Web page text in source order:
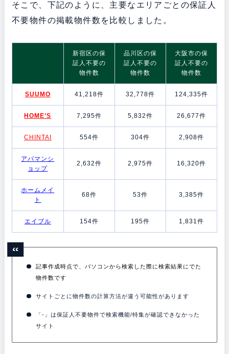
そこで、下記のように、主要なエリアごとの保証人
不要物件の掲載物件数を比較しました。
新宿区の保
証人不要の
物件数
品川区の保
証人不要の
物件数
大阪市の保
証人不要の
物件数
SUUMO 41,218件 32,778件 124,335件
HOME’S 7,295件 5,832件 26,677件
CHINTAI 554件 304件 2,908件
アパマンシ
ョップ
2,632件 2,975件 16,320件
ホームメイ
ト
68件 53件 3,385件
エイブル 154件 195件 1,831件
記事作成時点で、パソコンから検索した際に検索結果にでた
物件数です
サイトごとに物件数の計算方法が違う可能性があります
「-」は保証人不要物件で検索機能/特集が確認できなかった
サイト